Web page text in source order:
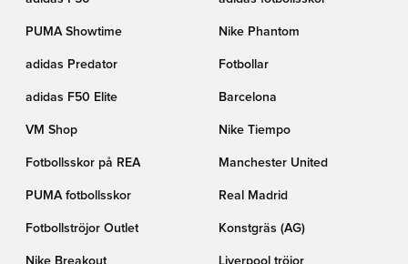
PUMA Showtime Nike Phantom
adidas Predator Fotbollar
adidas F50 Elite Barcelona
VM Shop Nike Tiempo
Fotbollsskor på REA Manchester United
PUMA fotbollsskor Real Madrid
Fotbollströjor Outlet Konstgräs (AG)
Nike Breakout Liverpool tröjor